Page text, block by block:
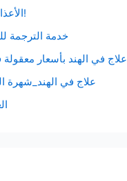
الأعذار مقابل السلوك السيئ!
خدمة الترجمة
علاج في الهند بأسعار
علاج في الهند_شهرة